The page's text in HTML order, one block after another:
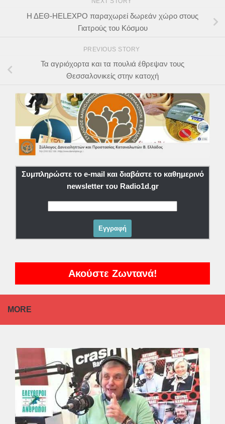
Η ΔΕΘ-ΗELEXPO παραχωρεί δωρεάν χώρο στους
Γιατρούς του Κόσμου
PREVIOUS STORY
Τα αγριόχορτα και τα πουλιά έθρεψαν τους
Θεσσαλονικείς στην κατοχή
Συμπληρώστε το e-mail και διαβάστε το καθημερινό
newsletter του Radio1d.gr
Ακούστε Ζωντανά!
MORE